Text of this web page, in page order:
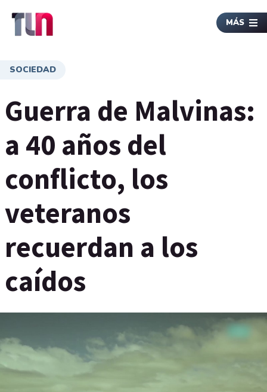
MÁS
SOCIEDAD
Guerra de Malvinas:
a 40 años del
conflicto, los
veteranos
recuerdan a los
caídos